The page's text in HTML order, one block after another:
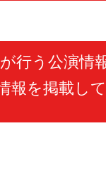
行う公演情
報を掲載し